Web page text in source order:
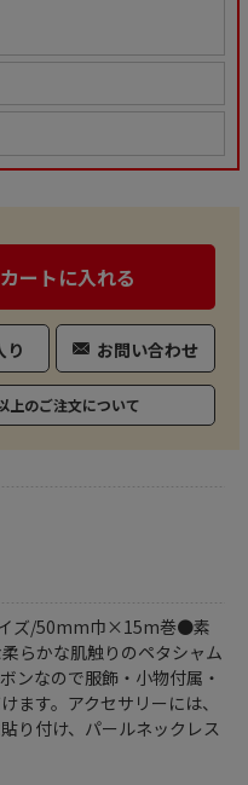
カートに入れる
り お問い合わせ
上のご注文について
ズ/50mm巾×15m巻●素
らかな肌触りのペタシャム
ンなので服飾・小物付属・
ます。アクセサリーには、
り付け、パールネックレス